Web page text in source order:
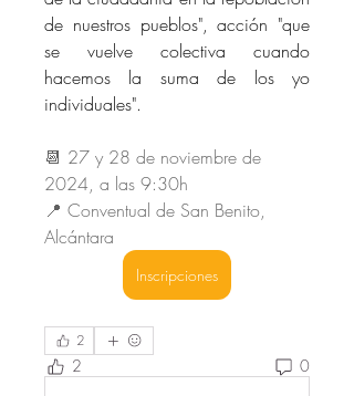
de nuestros pueblos", acción "que
se vuelve colectiva cuando
hacemos la suma de los yo
individuales".
📆 27 y 28 de noviembre de
2024, a las 9:30h
📍 Conventual de San Benito,
Alcántara
Inscripciones
2
2 0